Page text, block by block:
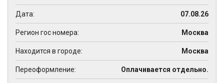
Дата: 07.08.26
Регион гос номера: Москва
Находится в городе: Москва
Переоформление: Оплачивается отдельно.